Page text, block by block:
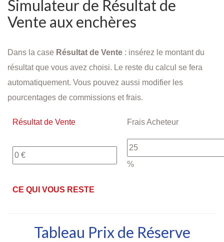
Simulateur de Résultat de
Vente aux enchères
Dans la case Résultat de Vente : insérez le montant du
résultat que vous avez choisi. Le reste du calcul se fera
automatiquement. Vous pouvez aussi modifier les
pourcentages de commissions et frais.
Résultat de Vente Frais Acheteur
%
CE QUI VOUS RESTE
Tableau Prix de Réserve